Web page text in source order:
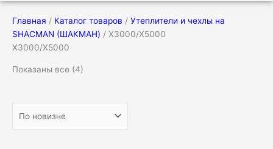
Главная / Каталог товаров / Утеплители и чехлы на
SHACMAN (ШАКМАН) / X3000/Х5000
X3000/Х5000
Показаны все (4)